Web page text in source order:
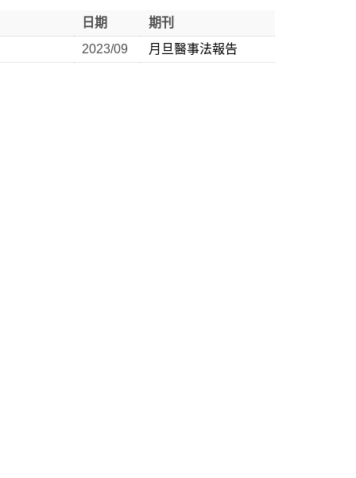
日期
期刊
2023/09
月旦醫事法報告